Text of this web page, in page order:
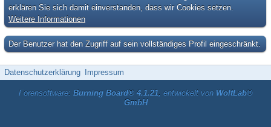
erklären Sie sich damit einverstanden, dass wir Cookies setzen.
Weitere Informationen
Der Benutzer hat den Zugriff auf sein vollständiges Profil eingeschränkt.
Datenschutzerklärung Impressum
Forensoftware: Burning Board® 4.1.21, entwickelt von WoltLab®
GmbH